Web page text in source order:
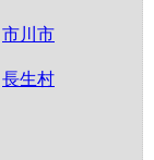
市川市
長生村